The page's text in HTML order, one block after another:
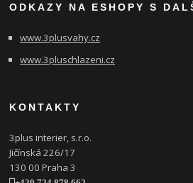
ODKAZY NA ESHOPY S
www.3plusvahy.cz
www.3pluschlazeni.cz
KONTAKTY
3plus interier, s.r.o.
Jičínská 226/17
130 00 Praha 3